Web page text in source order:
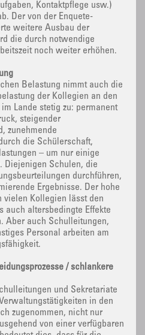
Kontaktpflege usw.)
Der von der Enquete-
weitere Ausbau der
die durch notwendige
noch weiter erhöhen.
Belastung nimmt auch die
der Kollegien an den
Lande stetig zu: permanent
steigender
zunehmende
die Schülerschaft,
– um nur einige
Diejenigen Schulen, die
durchführen,
Ergebnisse. Der hohe
vielen Kollegien lässt den
auch altersbedingte Effekte
Aber auch Schulleitungen,
Personal arbeiten am
/ schlankere
und Sekretariate
in den
zugenommen, nicht nur
von einer verfügbaren